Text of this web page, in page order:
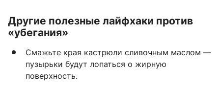
Другие полезные лайфхаки против
«убегания»
Смажьте края кастрюли сливочным маслом —
пузырьки будут лопаться о жирную
поверхность.